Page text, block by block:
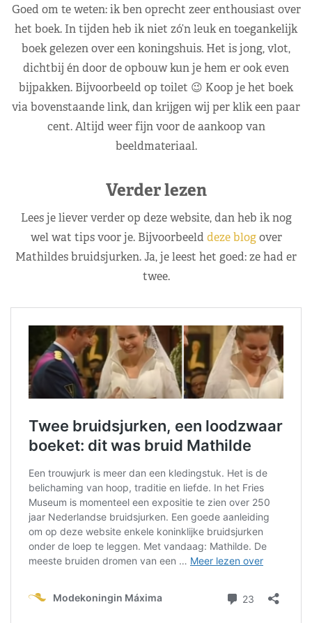
Goed om te weten: ik ben oprecht zeer enthousiast over
het boek. In tijden heb ik niet zó’n leuk en toegankelijk
boek gelezen over een koningshuis. Het is jong, vlot,
dichtbij én door de opbouw kun je hem er ook even
bijpakken. Bijvoorbeeld op toilet 😉 Koop je het boek
via bovenstaande link, dan krijgen wij per klik een paar
cent. Altijd weer fijn voor de aankoop van
beeldmateriaal.
Verder lezen
Lees je liever verder op deze website, dan heb ik nog
wel wat tips voor je. Bijvoorbeeld deze blogover
Mathildes bruidsjurken. Ja, je leest het goed: ze had er
twee.